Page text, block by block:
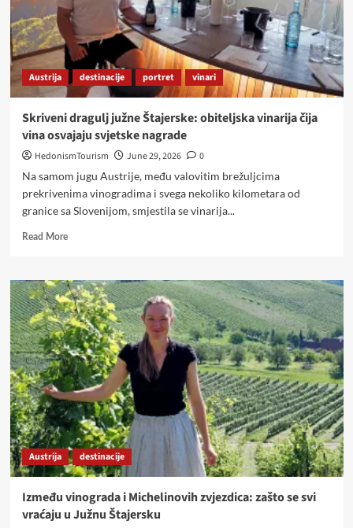
natjerati
da
odmah
isplanirate
vikend-
bijeg
Austriju
Austrija destinacije portret vinari
Skriveni dragulj južne Štajerske: obiteljska vinarija čija
vina osvajaju svjetske nagrade
HedonismTourism June 29, 2026
0
Na samom jugu Austrije, među valovitim brežuljcima
prekrivenima vinogradima i svega nekoliko kilometara od
granice sa Slovenijom, smjestila se vinarija...
Read MoreRead
Skriveni
dragulj
južne
Štajerske:
obiteljska
vinarija
čija
vina
osvajaju
svjetske
nagrade
Austrija destinacije
Između vinograda i Michelinovih zvjezdica: zašto se svi
vraćaju u Južnu Štajersku